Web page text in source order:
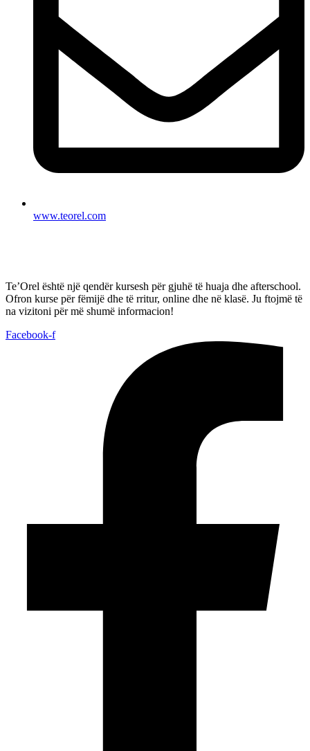
www.teorel.com
Te’Orel është një qendër kursesh për gjuhë të huaja dhe afterschool.
Ofron kurse për fëmijë dhe të rritur, online dhe në klasë. Ju ftojmë të
na vizitoni për më shumë informacion!
Facebook-f